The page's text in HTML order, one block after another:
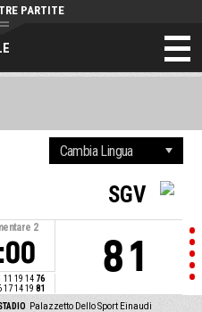
PARTITE
2
11 19 14 76
17 14 19 81
SGV
81
Palazzetto Dello Sport Einaudi